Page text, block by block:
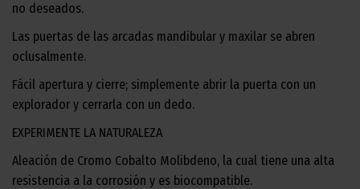
no deseados.
Las puertas de las arcadas mandibular y maxilar se abren
oclusalmente.
Fácil apertura y cierre; simplemente abrir la puerta con un
explorador y cerrarla con un dedo.
EXPERIMENTE LA NATURALEZA
Aleación de Cromo Cobalto Molibdeno, la cual tiene una alta
resistencia a la corrosión y es biocompatible.